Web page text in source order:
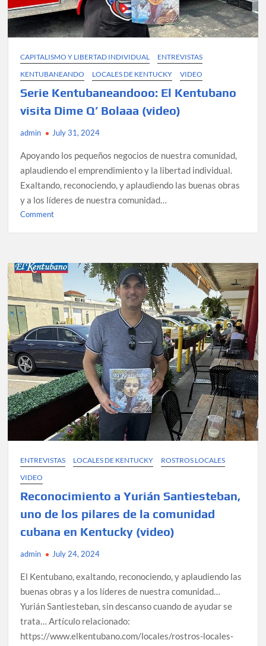
lo
acogió
(video)
CAPITALISMO Y LIBERTAD INDIVIDUAL
ENTREVISTAS
KENTUBANEANDO
LOCALES DE KENTUCKY VIDEO
Serie Kentubaneandooo: ​⁠​⁠​⁠​⁠El Kentubano
visita Dime Q’ Bolaaa (video)
admin July 31, 2024
Apoyando los pequeños negocios de nuestra comunidad,
aplaudiendo el emprendimiento y la libertad individual.
Exaltando, reconociendo, y aplaudiendo las buenas obras
y a los líderes de nuestra comunidad…
Commenton
⁠El
Kentubano
visita
Dime
Q’
Bolaaa
(video)
ENTREVISTAS LOCALES DE KENTUCKY
ROSTROS LOCALES
VIDEO
Reconocimiento a Yurián Santiesteban,
uno de los pilares de la comunidad
cubana en Kentucky (video)
admin July 24, 2024
El Kentubano, exaltando, reconociendo, y aplaudiendo las
buenas obras y a los líderes de nuestra comunidad…
Yurián Santiesteban, sin descanso cuando de ayudar se
trata… Artículo relacionado:
https://www.elkentubano.com/locales/rostros-locales-